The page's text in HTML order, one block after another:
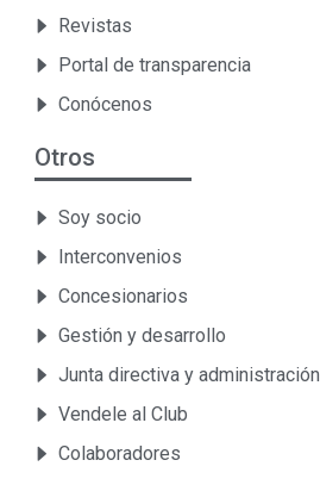
Revistas
Portal de transparencia
Conócenos
Otros
Soy socio
Interconvenios
Concesionarios
Gestión y desarrollo
Junta directiva y administración
Vendele al Club
Colaboradores